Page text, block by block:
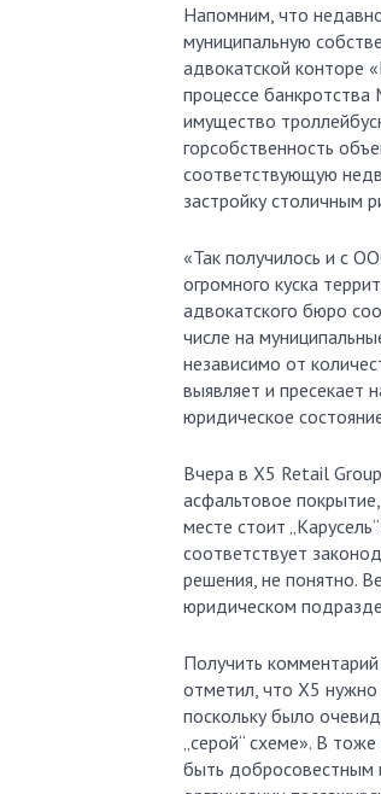
Напомним, что
муниципальную
адвокатской конторе
процессе
имущество
горсобственность
соответствующую
застройку столичным
«Так получилось и с
огромного куска
адвокатского бюро
числе на
независимо от
выявляет и пресекает
юридическое
Вчера в Х5 Retail
асфальтовое
месте стоит
соответствует
решения, не понятно.
юридическом
Получить
отметил, что X5 нужно
поскольку было
„серой“ схеме». В
быть добросовестным